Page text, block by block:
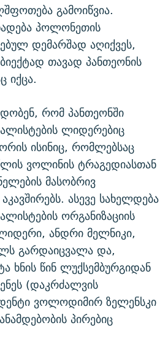
გამოიწვია.
პოლონეთის
დემარშად აღიქვეს,
თავად პანთეონის
იქცა.
რომ პანთეონში
ლიდერებიც
ისინიც, რომლებსაც
ვოლინის ტრაგედიასთან
მასობრივ
ასევე სახელდება
ორგანიზაციის
ანდრი მელნიკი,
გარდაიცვალა და,
ხნის წინ ლუქსემბურგიდან
(დაკრძალვის
ვოლოდიმირ ზელენსკი
პირებიც